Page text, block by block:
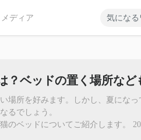
ディア
？ベッドの置く場所など
場所を好みます。しかし、夏になっ
るでしょう。
のベッドについてご紹介します。